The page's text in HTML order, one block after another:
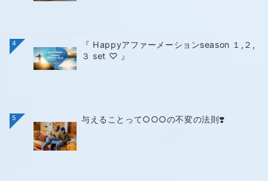
4
『 Happyアファーメーションseason １,２,
３ set ♡ 』
5 与えることって○○○の不変の法則❣️